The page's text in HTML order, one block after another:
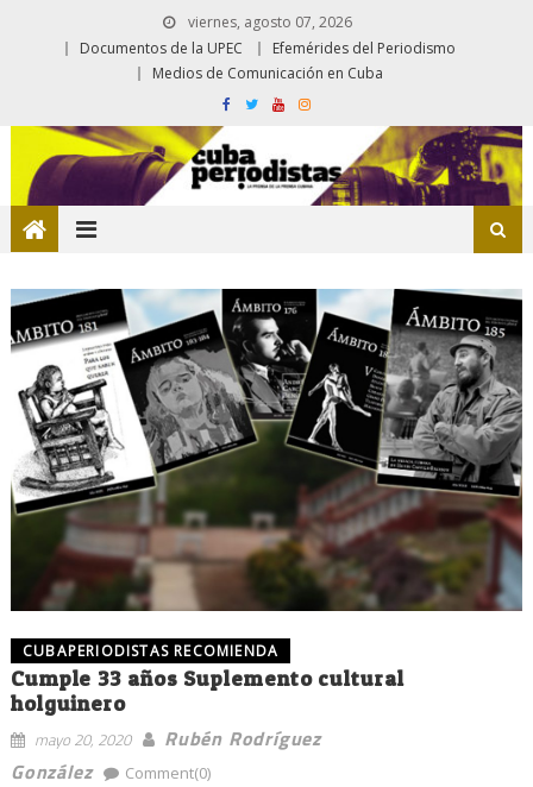
viernes, agosto 07, 2026
Documentos de la UPEC
Efemérides del Periodismo
Medios de Comunicación en Cuba
CUBAPERIODISTAS RECOMIENDA
Cumple 33 años Suplemento cultural
holguinero
mayo 20, 2020
Rubén Rodríguez
González
Comment(0)